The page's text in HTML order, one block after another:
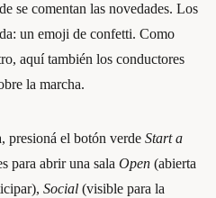
se comentan las novedades. Los
un emoji de confetti. Como
aquí también los conductores
la marcha.
presioná el botón verde Start a
para abrir una sala Open (abierta
Social (visible para la